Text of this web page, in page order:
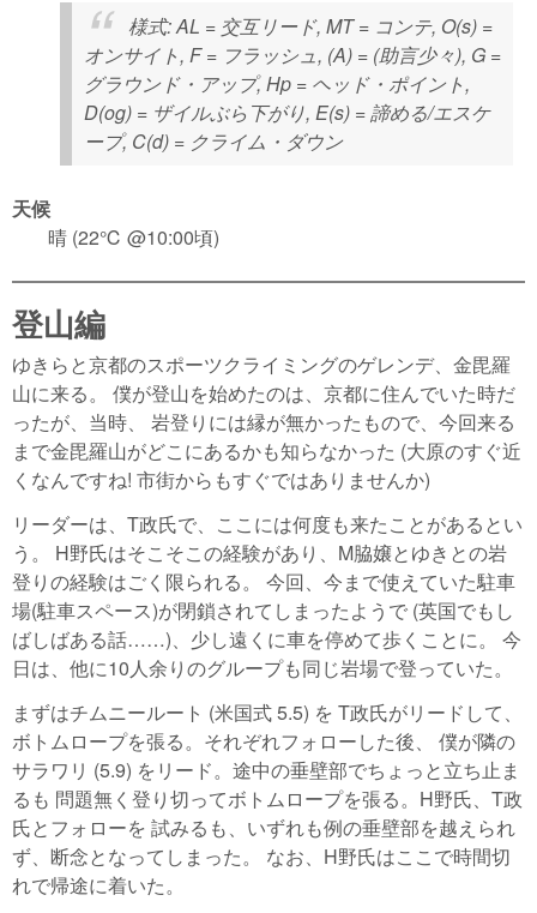
様式: AL = 交互リード, MT = コンテ, O(s) =
オンサイト, F = フラッシュ, (A) = (助言少々), G =
グラウンド・アップ, Hp = ヘッド・ポイント,
D(og) = ザイルぶら下がり, E(s) = 諦める/エスケ
ープ, C(d) = クライム・ダウン
天候
晴 (22℃ @10:00頃)
登山編
ゆきらと京都のスポーツクライミングのゲレンデ、金毘羅
山に来る。 僕が登山を始めたのは、京都に住んでいた時だ
ったが、当時、 岩登りには縁が無かったもので、今回来る
まで金毘羅山がどこにあるかも知らなかった (大原のすぐ近
くなんですね! 市街からもすぐではありませんか)
リーダーは、T政氏で、ここには何度も来たことがあるとい
う。 H野氏はそこそこの経験があり、M脇嬢とゆきとの岩
登りの経験はごく限られる。 今回、今まで使えていた駐車
場(駐車スペース)が閉鎖されてしまったようで (英国でもし
ばしばある話……)、少し遠くに車を停めて歩くことに。 今
日は、他に10人余りのグループも同じ岩場で登っていた。
まずはチムニールート (米国式 5.5) を T政氏がリードして、
ボトムロープを張る。それぞれフォローした後、 僕が隣の
サラワリ (5.9) をリード。途中の垂壁部でちょっと立ち止ま
るも 問題無く登り切ってボトムロープを張る。H野氏、T政
氏とフォローを 試みるも、いずれも例の垂壁部を越えられ
ず、断念となってしまった。 なお、H野氏はここで時間切
れで帰途に着いた。